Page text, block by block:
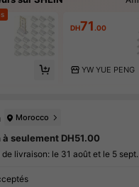
DH71 .00
YW YUE PENG
Morocco
seulement DH51.00
de livraison: le 31 août et le 5 sept.